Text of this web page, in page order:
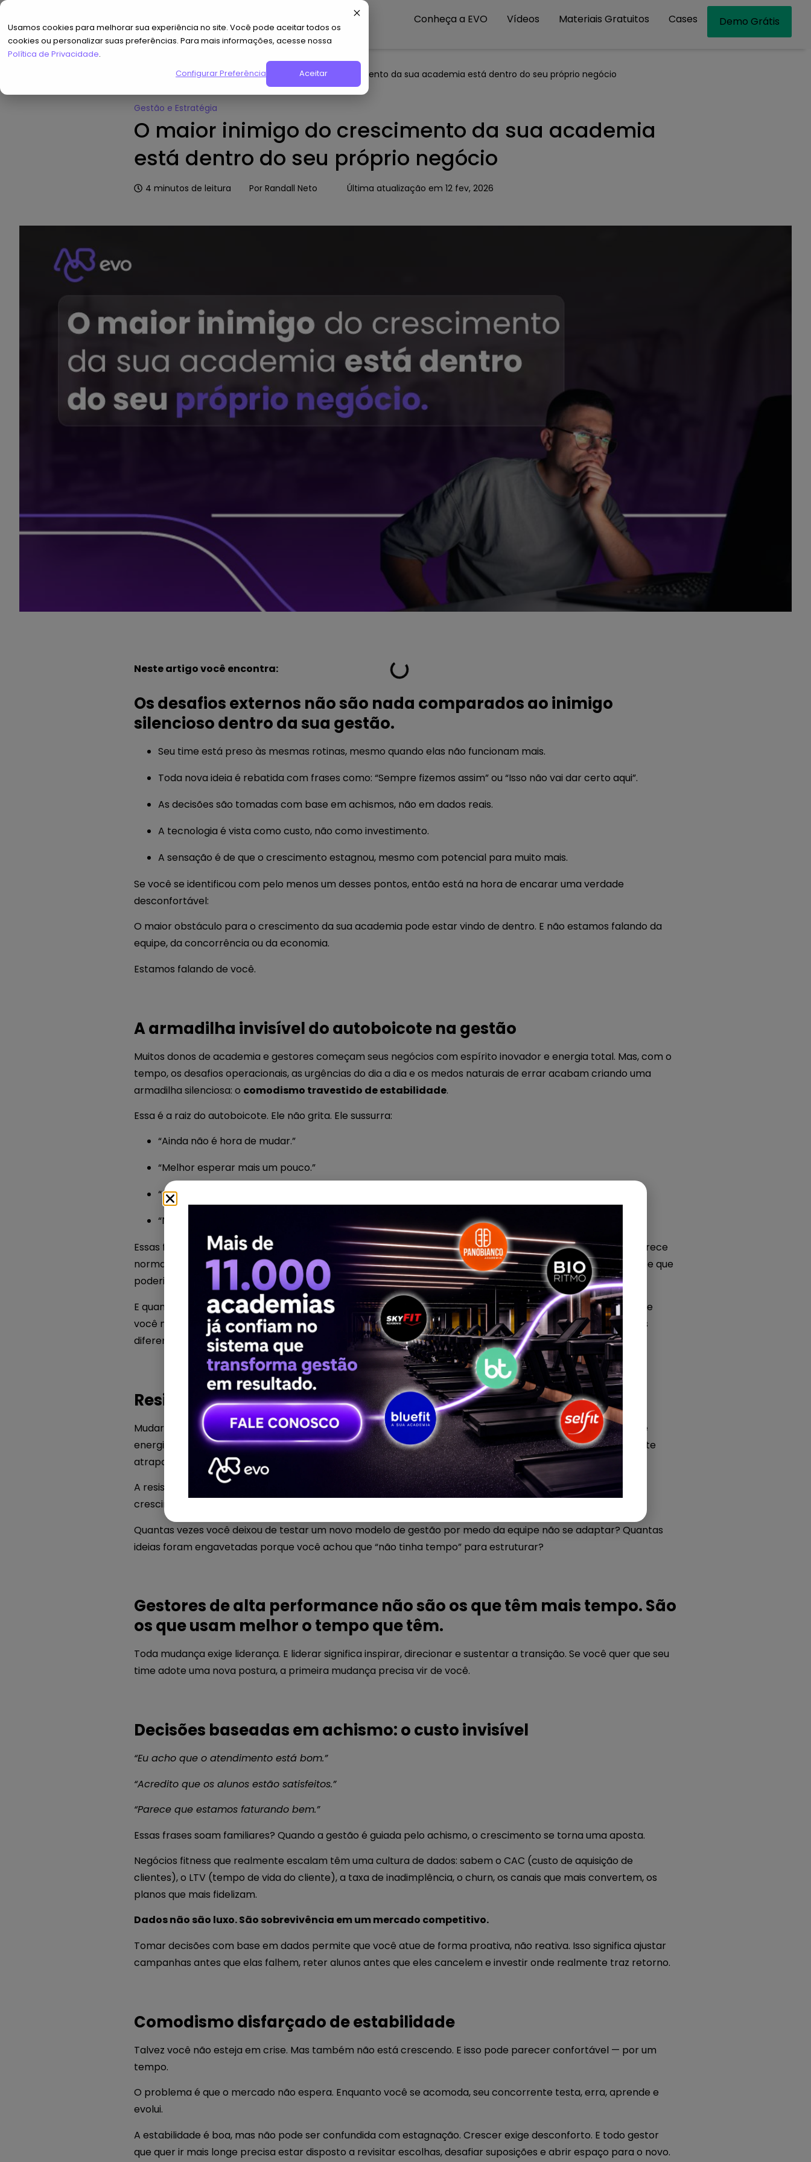
Usamos cookies para melhorar sua experiência no site. Você pode aceitar todos os
cookies ou personalizar suas preferências. Para mais informações, acesse nossa
Política de Privacidade.
Configurar Preferências
Aceitar
Conheça a EVO Vídeos Materiais Gratuitos Cases Demo Grátis
Hub de Conteúdo»O maior inimigo do crescimento da sua academia está dentro do seu próprio negócio
Gestão e Estratégia
O maior inimigo do crescimento da sua academia
está dentro do seu próprio negócio
4 minutos de leitura Por Randall Neto Última atualização em 12 fev, 2026
Neste artigo você encontra:
Os desafios externos não são nada comparados ao inimigo
silencioso dentro da sua gestão.
Seu time está preso às mesmas rotinas, mesmo quando elas não funcionam mais.
Toda nova ideia é rebatida com frases como: “Sempre fizemos assim” ou “Isso não vai dar certo aqui”.
As decisões são tomadas com base em achismos, não em dados reais.
A tecnologia é vista como custo, não como investimento.
A sensação é de que o crescimento estagnou, mesmo com potencial para muito mais.
Se você se identificou com pelo menos um desses pontos, então está na hora de encarar uma verdade
desconfortável:
O maior obstáculo para o crescimento da sua academia pode estar vindo de dentro. E não estamos falando da
equipe, da concorrência ou da economia.
Estamos falando de você.
A armadilha invisível do autoboicote na gestão
Muitos donos de academia e gestores começam seus negócios com espírito inovador e energia total. Mas, com o
tempo, os desafios operacionais, as urgências do dia a dia e os medos naturais de errar acabam criando uma
armadilha silenciosa: o comodismo travestido de estabilidade.
Essa é a raiz do autoboicote. Ele não grita. Ele sussurra:
“Ainda não é hora de mudar.”
“Melhor esperar mais um pouco.”
“Não vou investir nisso agora.”
“Não sei se isso funciona pra mim.”
Essas frases parecem seguras, mas estão minando a evolução do seu negócio. O pior é que, de fora, tudo parece
normal. A academia funciona, os alunos estão vindo, as contas estão sendo pagas. Mas por dentro, você sabe que
poderia estar muito mais longe.
E quanto mais tempo passa, mais difícil fica quebrar esse ciclo. Afinal, o que não é medido, não é mudado. E se
você não enxerga os pontos de estagnação, vai seguir repetindo os mesmos padrões, esperando resultados
diferentes.
Resistência à mudança: o freio mais comum
Mudar processos, testar ferramentas, implementar sistemas, profissionalizar o atendimento. Tudo isso exige
energia, sim. Mas sabe o que exige mais? Repetir todos os dias os mesmos erros que você já sabe que estão te
atrapalhando.
A resistência à mudança é compreensível. Ela protege o gestor de riscos. Mas também o protege do
crescimento.
Quantas vezes você deixou de testar um novo modelo de gestão por medo da equipe não se adaptar? Quantas
ideias foram engavetadas porque você achou que “não tinha tempo” para estruturar?
Gestores de alta performance não são os que têm mais tempo. São
os que usam melhor o tempo que têm.
Toda mudança exige liderança. E liderar significa inspirar, direcionar e sustentar a transição. Se você quer que seu
time adote uma nova postura, a primeira mudança precisa vir de você.
Decisões baseadas em achismo: o custo invisível
“Eu acho que o atendimento está bom.”
“Acredito que os alunos estão satisfeitos.”
“Parece que estamos faturando bem.”
Essas frases soam familiares? Quando a gestão é guiada pelo achismo, o crescimento se torna uma aposta.
Negócios fitness que realmente escalam têm uma cultura de dados: sabem o CAC (custo de aquisição de
clientes), o LTV (tempo de vida do cliente), a taxa de inadimplência, o churn, os canais que mais convertem, os
planos que mais fidelizam.
Dados não são luxo. São sobrevivência em um mercado competitivo.
Tomar decisões com base em dados permite que você atue de forma proativa, não reativa. Isso significa ajustar
campanhas antes que elas falhem, reter alunos antes que eles cancelem e investir onde realmente traz retorno.
Comodismo disfarçado de estabilidade
Talvez você não esteja em crise. Mas também não está crescendo. E isso pode parecer confortável — por um
tempo.
O problema é que o mercado não espera. Enquanto você se acomoda, seu concorrente testa, erra, aprende e
evolui.
A estabilidade é boa, mas não pode ser confundida com estagnação. Crescer exige desconforto. E todo gestor
que quer ir mais longe precisa estar disposto a revisitar escolhas, desafiar suposições e abrir espaço para o novo.